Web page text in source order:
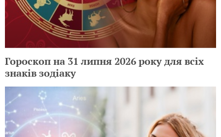
Гороскоп на 31 липня 2026 року для всіх
знаків зодіаку